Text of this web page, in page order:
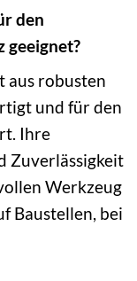
den
geeignet?
aus robusten
und für den
Ihre
Zuverlässigkeit
Werkzeug
Baustellen, bei